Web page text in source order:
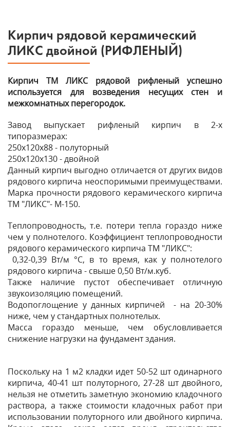
Кирпич рядовой керамический
ЛИКС двойной (РИФЛЕНЫЙ)
Кирпич ТМ ЛИКС рядовой рифленый успешно
используется для возведения несущих стен и
межкомнатных перегородок.
Завод выпускает рифленый кирпич в 2-х
типоразмерах:
250х120х88 - полуторный
250х120х130 - двойной
Данный кирпич выгодно отличается от других видов
рядового кирпича неоспоримыми преимуществами.
Марка прочности рядового керамического кирпича
ТМ "ЛИКС"- М-150.
Теплопроводность, т.е. потери тепла гораздо ниже
чем у полнотелого. Коэффициент теплопроводности
рядового керамического кирпича ТМ "ЛИКС":
0,32-0,39 Вт/м °С, в то время, как у полнотелого
рядового кирпича - свыше 0,50 Вт/м.куб.
Также наличие пустот обеспечивает отличную
звукоизоляцию помещений.
Водопоглощение у данных кирпичей - на 20-30%
ниже, чем у стандартных полнотелых.
Масса гораздо меньше, чем обусловливается
снижение нагрузки на фундамент здания.
Поскольку на 1 м2 кладки идет 50-52 шт одинарного
кирпича, 40-41 шт полуторного, 27-28 шт двойного,
нельзя не отметить заметную экономию кладочного
раствора, а также стоимости кладочных работ при
использовании полуторного или двойного кирпича.